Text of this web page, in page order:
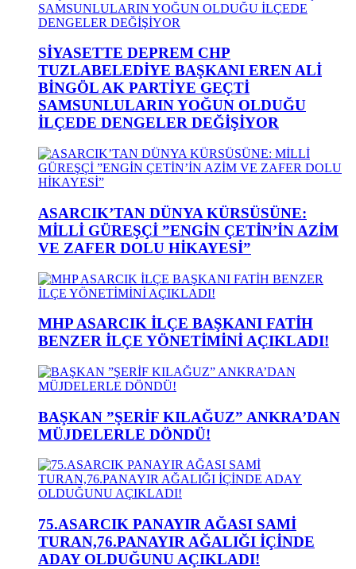
SİYASETTE DEPREM CHP
TUZLABELEDİYE BAŞKANI EREN ALİ
BİNGÖL AK PARTİYE GEÇTİ
SAMSUNLULARIN YOĞUN OLDUĞU
İLÇEDE DENGELER DEĞİŞİYOR
ASARCIK’TAN DÜNYA KÜRSÜSÜNE:
MİLLİ GÜREŞÇİ ”ENGİN ÇETİN’İN AZİM
VE ZAFER DOLU HİKAYESİ”
MHP ASARCIK İLÇE BAŞKANI FATİH
BENZER İLÇE YÖNETİMİNİ AÇIKLADI!
BAŞKAN ”ŞERİF KILAĞUZ” ANKRA’DAN
MÜJDELERLE DÖNDÜ!
75.ASARCIK PANAYIR AĞASI SAMİ
TURAN,76.PANAYIR AĞALIĞI İÇİNDE
ADAY OLDUĞUNU AÇIKLADI!